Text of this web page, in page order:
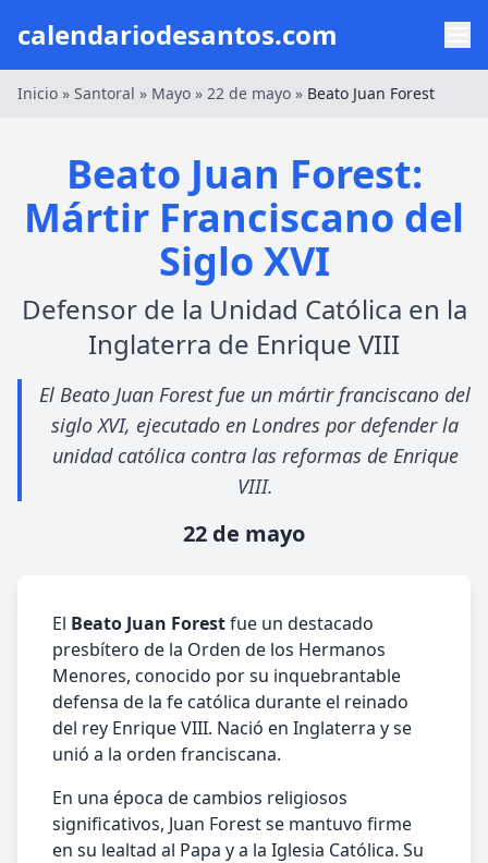
calendariodesantos.com
Inicio » Santoral » Mayo » 22 de mayo » Beato Juan Forest
Beato Juan Forest:
Mártir Franciscano del
Siglo XVI
Defensor de la Unidad Católica en la
Inglaterra de Enrique VIII
El Beato Juan Forest fue un mártir franciscano del
siglo XVI, ejecutado en Londres por defender la
unidad católica contra las reformas de Enrique
VIII.
22 de mayo
El Beato Juan Forestfue un destacado
presbítero de la Orden de los Hermanos
Menores, conocido por su inquebrantable
defensa de la fe católica durante el reinado
del rey Enrique VIII. Nació en Inglaterra y se
unió a la orden franciscana.
En una época de cambios religiosos
significativos, Juan Forest se mantuvo firme
en su lealtad al Papa y a la Iglesia Católica. Su